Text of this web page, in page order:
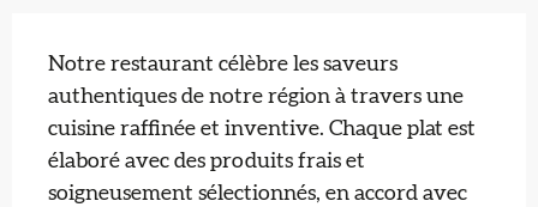
Notre restaurant célèbre les saveurs
authentiques de notre région à travers une
cuisine raffinée et inventive. Chaque plat est
élaboré avec des produits frais et
soigneusement sélectionnés, en accord avec